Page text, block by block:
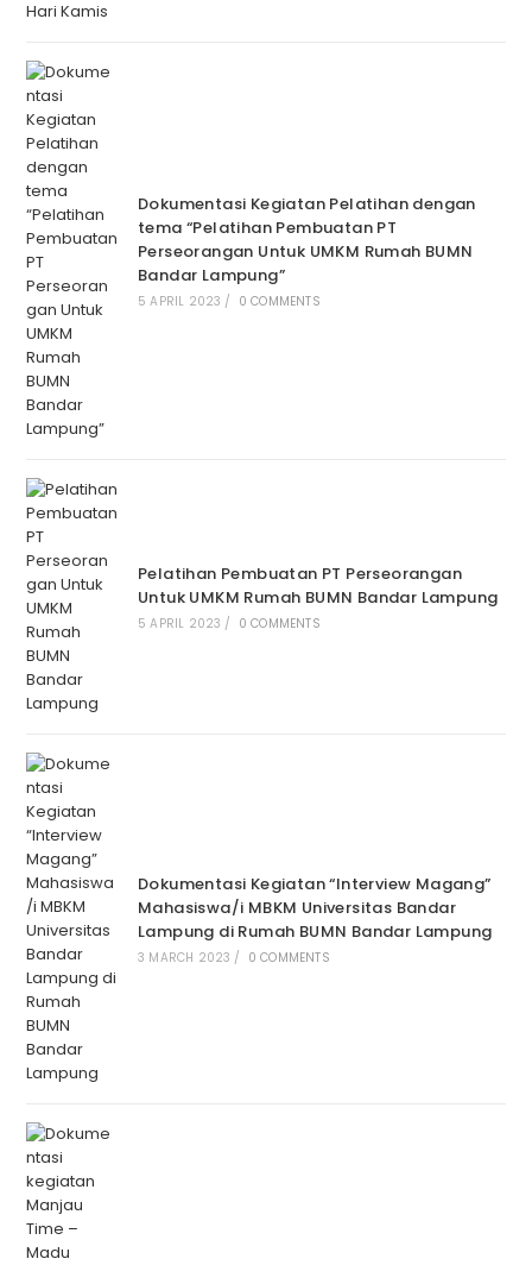
Dokumentasi Kegiatan Pelatihan dengan
tema “Pelatihan Pembuatan PT
Perseorangan Untuk UMKM Rumah BUMN
Bandar Lampung”
5 APRIL 2023 / 0 COMMENTS
Pelatihan Pembuatan PT Perseorangan
Untuk UMKM Rumah BUMN Bandar Lampung
5 APRIL 2023 / 0 COMMENTS
Dokumentasi Kegiatan “Interview Magang”
Mahasiswa/i MBKM Universitas Bandar
Lampung di Rumah BUMN Bandar Lampung
3 MARCH 2023 / 0 COMMENTS